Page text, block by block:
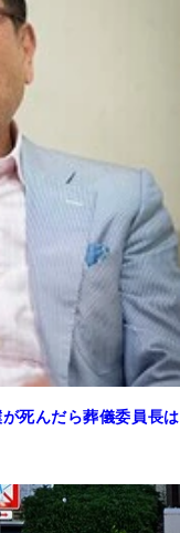
死んだら葬儀委員長は